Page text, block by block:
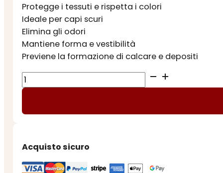
Protegge i tessuti e rispetta i colori
Ideale per capi scuri
Elimina gli odori
Mantiene forma e vestibilità
Previene la formazione di calcare e depositi
DELICATI
E
quantità
Acquisto sicuro